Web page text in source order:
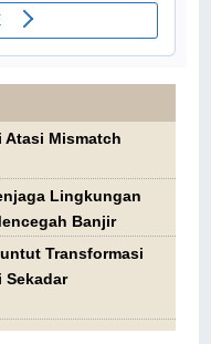
Atasi Mismatch
Lingkungan
Banjir
Transformasi
Sekadar